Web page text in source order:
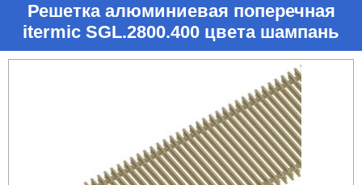
Решетка алюминиевая поперечная
itermic SGL.2800.400 цвета шампань